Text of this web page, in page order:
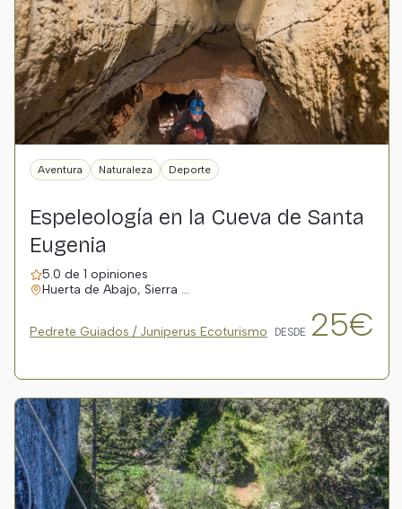
Aventura Naturaleza Deporte
Espeleología en la Cueva de Santa
Eugenia
5.0 de 1 opiniones
Huerta de Abajo, Sierra …
Pedrete Guiados / Juniperus Ecoturismo DESDE 25€